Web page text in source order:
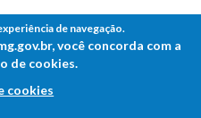
CÂMARA
de navegação.
você concorda com a
de cookies.
cookies